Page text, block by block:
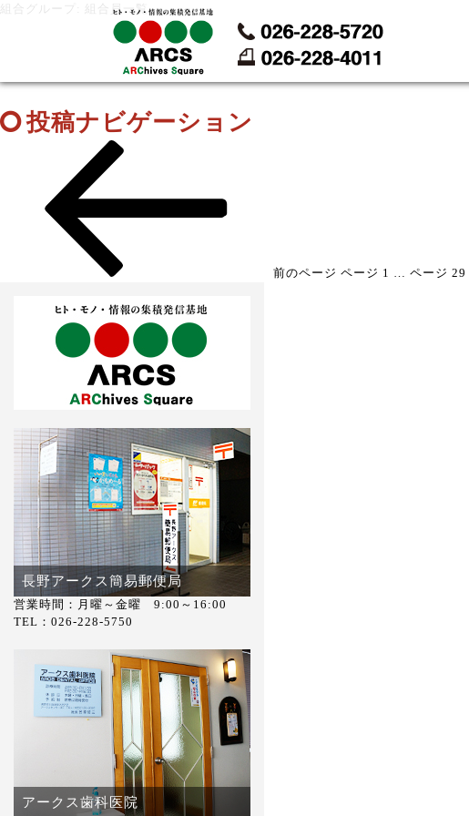
組合グループ: 組合員一覧
投稿ナビゲーション
前のページ ページ 1 … ページ 29
長野アークス簡易郵便局
営業時間：月曜～金曜 9:00～16:00
TEL：026-228-5750
アークス歯科医院